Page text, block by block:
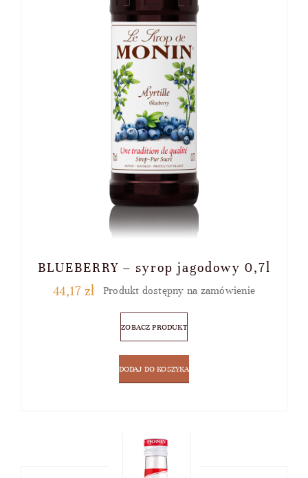
BLUEBERRY – syrop jagodowy 0,7l
44,17 zł Produkt dostępny na zamówienie
ZOBACZ PRODUKT
DODAJ DO KOSZYKA